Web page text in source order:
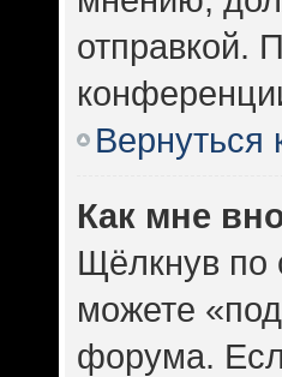
отправкой.
Вернуться
Как мне
Щёлкнув по
можете
форума.